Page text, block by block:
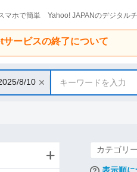
マホで簡単 Yahoo! JAPANのデジタル
サービスの終了について
8/10 キーワードを入力
カテゴリ